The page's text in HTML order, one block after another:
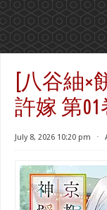
[八谷紬×
許嫁 第01
July 8, 2026 10:20 pm ⋅